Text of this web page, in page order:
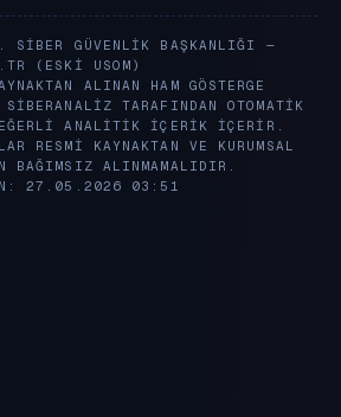
SIBER GÜVENLIK BAŞKANLIĞI —
(ESKI USOM)
ALINAN HAM GÖSTERGE
TARAFINDAN OTOMATIK
ANALITIK IÇERIK IÇERIR.
RESMI KAYNAKTAN VE KURUMSAL
BAĞIMSIZ ALINMAMALIDIR.
27.05.2026 03:51